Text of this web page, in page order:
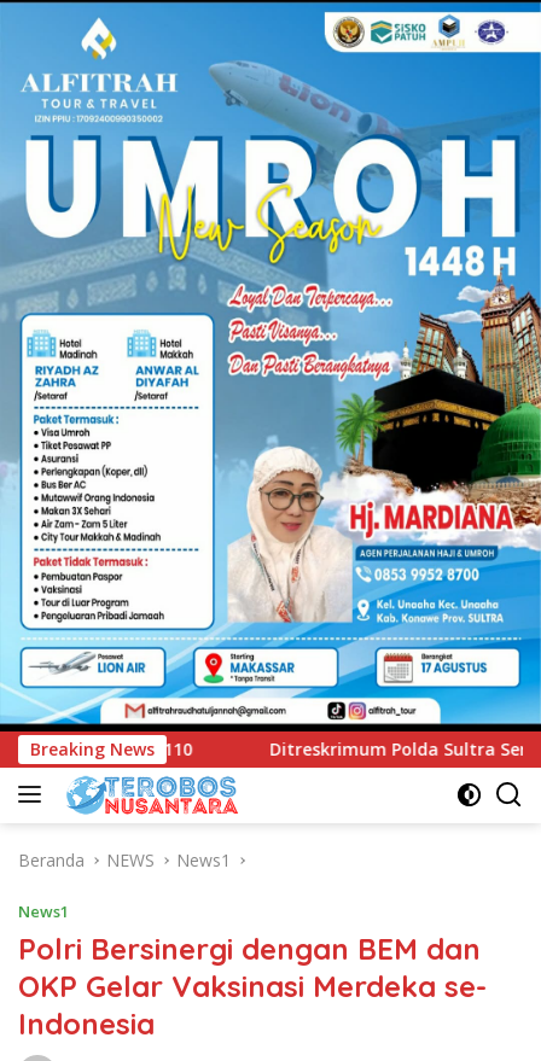
Breaking News
Polda Sultra Serahkan Tersangka dan Barang Bukti
Beranda NEWS News1
News1
Polri Bersinergi dengan BEM dan
OKP Gelar Vaksinasi Merdeka se-
Indonesia